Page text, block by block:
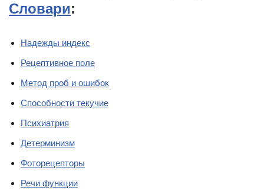
Словари:
Надежды индекс
Рецептивное поле
Метод проб и ошибок
Способности текучие
Психиатрия
Детерминизм
Фоторецепторы
Речи функции